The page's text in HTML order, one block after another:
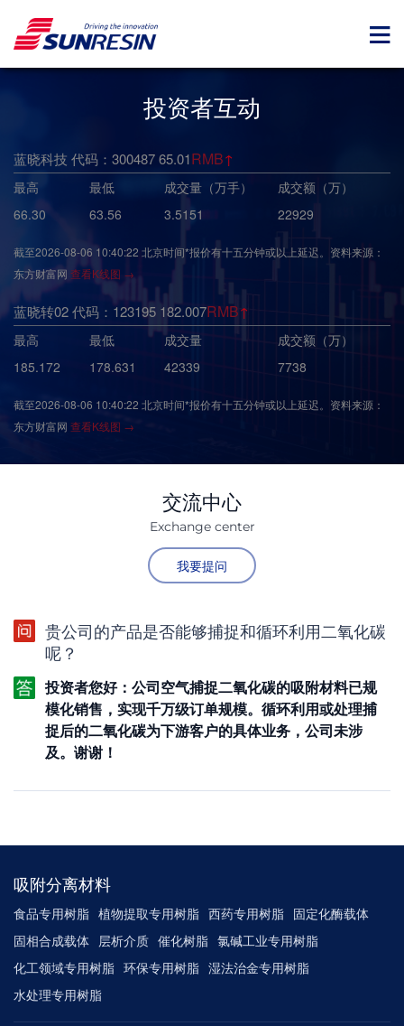
投资者互动
蓝晓科技 代码：30048765.01RMB↑
最高 最低 成交量（万手）
成交额（万）
66.30
63.56 3.5151 22929
截至2026-08-06 10:40:22 北京时间*报价有十五分钟或以上延迟。资料来源：
东方财富网 查看K线图 →
蓝晓转02 代码：123195 182.007RMB↑
最高 最低 成交量
成交额（万）
185.172
178.631 42339 7738
截至2026-08-06 10:40:22 北京时间*报价有十五分钟或以上延迟。资料来源：
东方财富网 查看K线图 →
交流中心
Exchange center
我要提问
贵公司的产品是否能够捕捉和循环利用二氧化碳
呢？
投资者您好：公司空气捕捉二氧化碳的吸附材料已规
模化销售，实现千万级订单规模。循环利用或处理捕
捉后的二氧化碳为下游客户的具体业务，公司未涉
及。谢谢！
吸附分离材料
食品专用树脂 植物提取专用树脂 西药专用树脂 固定化酶载体
固相合成载体 层析介质 催化树脂 氯碱工业专用树脂
化工领域专用树脂 环保专用树脂 湿法治金专用树脂
水处理专用树脂